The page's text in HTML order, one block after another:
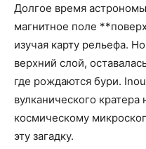
Долгое время
магнитное поле
изучая карту рельефа.
верхний слой,
где рождаются бури.
вулканического
космическому
эту загадку.